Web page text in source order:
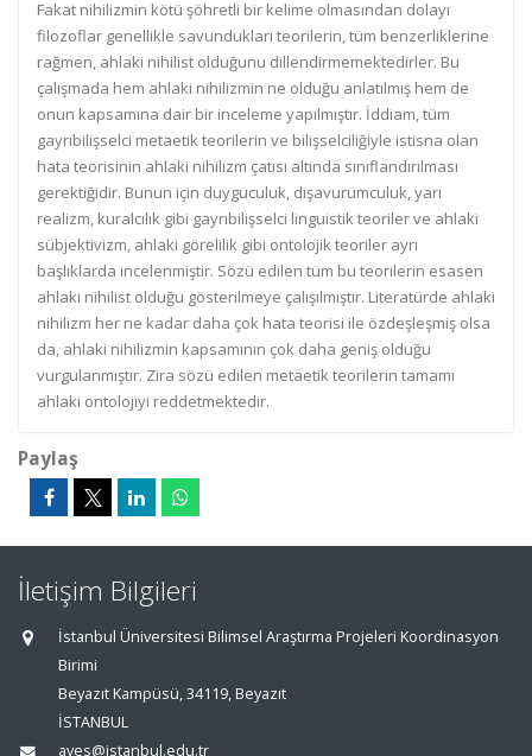
Fakat nihilizmin kötü şöhretli bir kelime olmasından dolayı
filozoflar genellikle savundukları teorilerin, tüm benzerliklerine
rağmen, ahlaki nihilist olduğunu dillendirmemektedirler. Bu
çalışmada hem ahlaki nihilizmin ne olduğu anlatılmış hem de
onun kapsamına dair bir inceleme yapılmıştır. İddiam, tüm
gayrıbilişselci metaetik teorilerin ve bilişselciliğiyle istisna olan
hata teorisinin ahlaki nihilizm çatısı altında sınıflandırılması
gerektiğidir. Bunun için duyguculuk, dışavurumculuk, yarı
realizm, kuralcılık gibi gayrıbilişselci linguistik teoriler ve ahlaki
sübjektivizm, ahlaki görelilik gibi ontolojik teoriler ayrı
başlıklarda incelenmiştir. Sözü edilen tüm bu teorilerin esasen
ahlaki nihilist olduğu gösterilmeye çalışılmıştır. Literatürde ahlaki
nihilizm her ne kadar daha çok hata teorisi ile özdeşleşmiş olsa
da, ahlaki nihilizmin kapsamının çok daha geniş olduğu
vurgulanmıştır. Zira sözü edilen metaetik teorilerin tamamı
ahlaki ontolojiyi reddetmektedir.
Paylaş
İletişim Bilgileri
İstanbul Üniversitesi Bilimsel Araştırma Projeleri Koordinasyon
Birimi
Beyazıt Kampüsü, 34119, Beyazıt
İSTANBUL
aves@istanbul.edu.tr